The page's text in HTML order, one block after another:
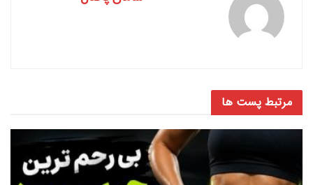
مرتبط پست ها